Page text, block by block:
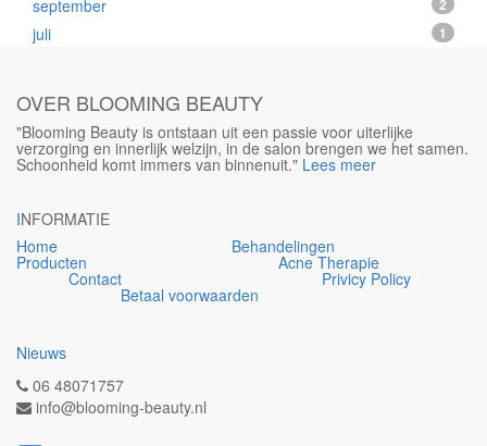
september
2
juli 1
OVER BLOOMING BEAUTY
"Blooming Beauty is ontstaan uit een passie voor uiterlijke
verzorging en innerlijk welzijn, in de salon brengen we het samen.
Schoonheid komt immers van binnenuit." Lees meer
INFORMATIE
Home Behandelingen
Producten Acne Therapie
Contact Privicy Policy
Betaal voorwaarden
Nieuws
06 48071757
info@blooming-beauty.nl